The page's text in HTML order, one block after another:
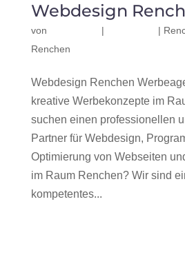
Webdesign
von | |
Renchen
Webdesign Renchen
kreative Werbekonzepte im
suchen einen professionellen
Partner für Webdesign,
Optimierung von Webseiten
im Raum Renchen? Wir sind
kompetentes...